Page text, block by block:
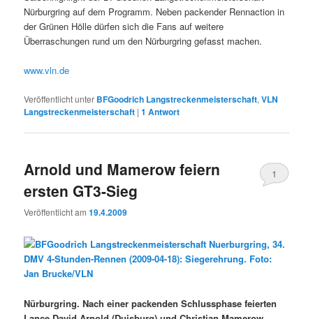
Nürburgring auf dem Programm. Neben packender Rennaction in
der Grünen Hölle dürfen sich die Fans auf weitere
Überraschungen rund um den Nürburgring gefasst machen.
www.vln.de
Veröffentlicht unter BFGoodrich Langstreckenmeisterschaft,VLN
Langstreckenmeisterschaft |1 Antwort
Arnold und Mamerow feiern
ersten GT3-Sieg
Veröffentlicht am19.4.2009
1
Nürburgring. Nach einer packenden Schlussphase feierten